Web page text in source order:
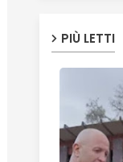
PIÙ LETTI